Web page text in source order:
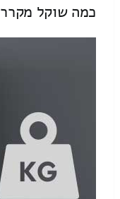
כמה שוקל מקרר